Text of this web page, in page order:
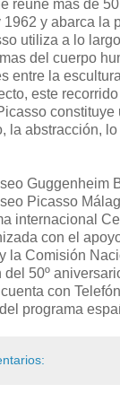
reúne más de
y abarca la
utiliza a lo
del cuerpo
entre la
este
constituye
la abstracción, lo
Guggenheim
Picasso
internacional
con el
la Comisión
50º
con
programa